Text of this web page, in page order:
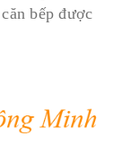
bếp được